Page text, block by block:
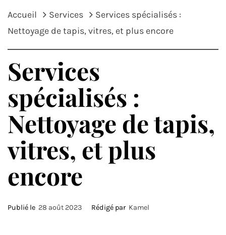
Accueil Services
Services spécialisés :
Nettoyage de tapis, vitres, et plus encore
Services
spécialisés :
Nettoyage de tapis,
vitres, et plus
encore
Publié le 28 août 2023 Rédigé par Kamel